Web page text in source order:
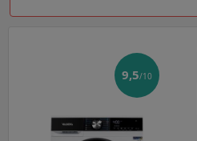
9,5/10